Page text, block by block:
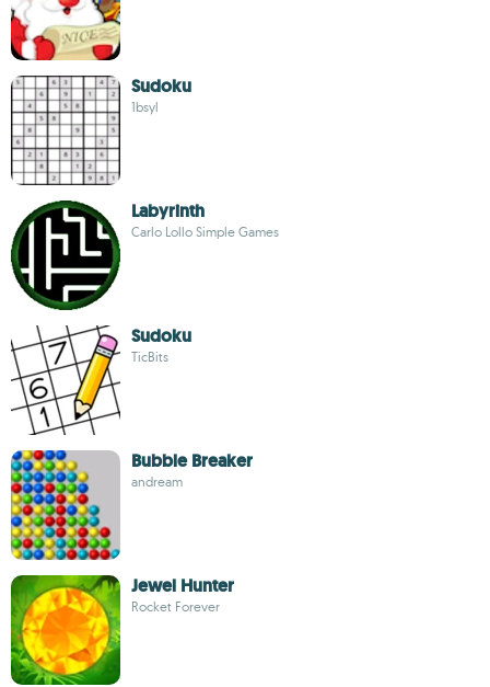
Sudoku
1bsyl
Labyrinth
Carlo Lollo Simple Games
Sudoku
TicBits
Bubble Breaker
andream
Jewel Hunter
Rocket Forever